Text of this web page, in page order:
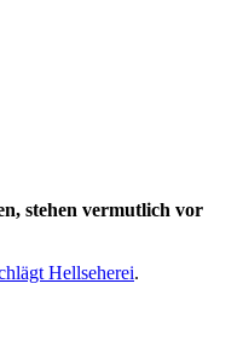
stehen vermutlich vor
Hellseherei.